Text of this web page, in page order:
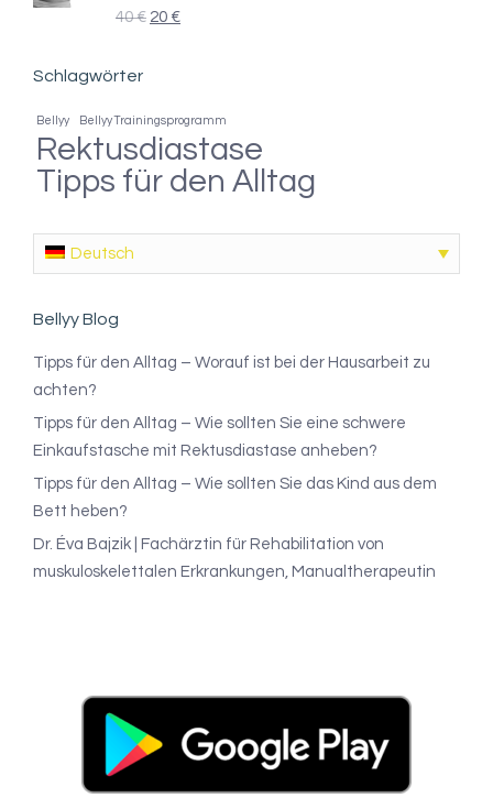
40€ 20 €
Schlagwörter
Bellyy Bellyy Trainingsprogramm
Rektusdiastase
Tipps für den Alltag
Deutsch
Bellyy Blog
Tipps für den Alltag – Worauf ist bei der Hausarbeit zu
achten?
Tipps für den Alltag – Wie sollten Sie eine schwere
Einkaufstasche mit Rektusdiastase anheben?
Tipps für den Alltag – Wie sollten Sie das Kind aus dem
Bett heben?
Dr. Éva Bajzik | Fachärztin für Rehabilitation von
muskuloskelettalen Erkrankungen, Manualtherapeutin